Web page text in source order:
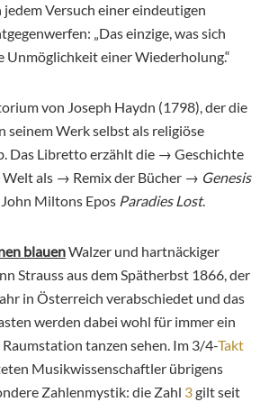
jedem Versuch einer eindeutigen
„Das einzige, was sich
Unmöglichkeit einer Wiederholung.“
von Joseph Haydn (1798), der die
seinem Werk selbst als religiöse
Das Libretto erzählt die → Geschichte
Welt als → Remix der Bücher → Genesis
Miltons Epos Paradies Lost.
blauenWalzer und hartnäckiger
Strauss aus dem Spätherbst 1866, der
in Österreich verabschiedet und das
werden dabei wohl für immer ein
tanzen sehen. Im 3/4-Takt
Musikwissenschaftler übrigens
Zahlenmystik: die Zahl 3gilt seit